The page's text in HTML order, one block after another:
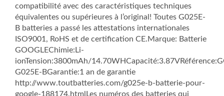
compatibilité avec des caractéristiques techniques
équivalentes ou supérieures à l’original! Toutes G025E-
B batteries a passé les attestations internationales
ISO9001, RoHS et de certification CE.Marque: Batterie
GOOGLEChimie:Li-
ionTension:3800mAh/
G025E-BGarantie:1 an de garantie
http://www.toutbatteries.com/g025e-b-batterie-pour-
google-188174.htmlLes numéros des batteries qui